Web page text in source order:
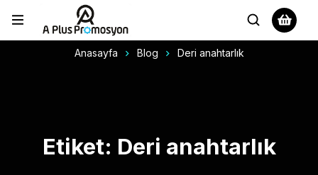
Anasayfa Blog Deri anahtarlık
Etiket: Deri anahtarlık